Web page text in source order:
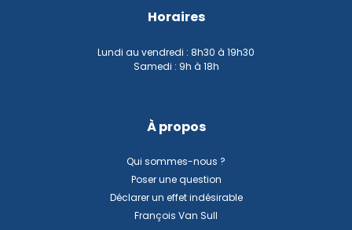
Horaires
Lundi au vendredi : 8h30 à 19h30
Samedi : 9h à 18h
À propos
Qui sommes-nous ?
Poser une question
Déclarer un effet indésirable
François Van Sull